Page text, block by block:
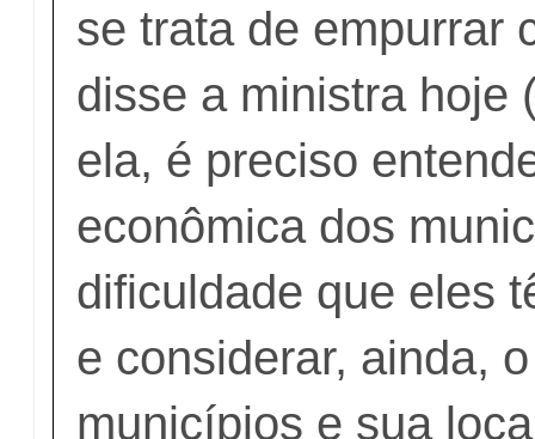
se trata de empurrar
disse a ministra hoje
ela, é preciso
econômica dos
dificuldade que eles
e considerar, ainda,
municípios e sua